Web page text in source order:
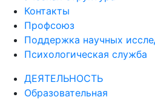
Контакты
Профсоюз
Поддержка научных
Психологическая служба
ДЕЯТЕЛЬНОСТЬ
Образовательная